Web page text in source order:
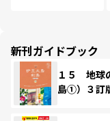
新刊ガイドブック
１５ 地球
島①）３訂